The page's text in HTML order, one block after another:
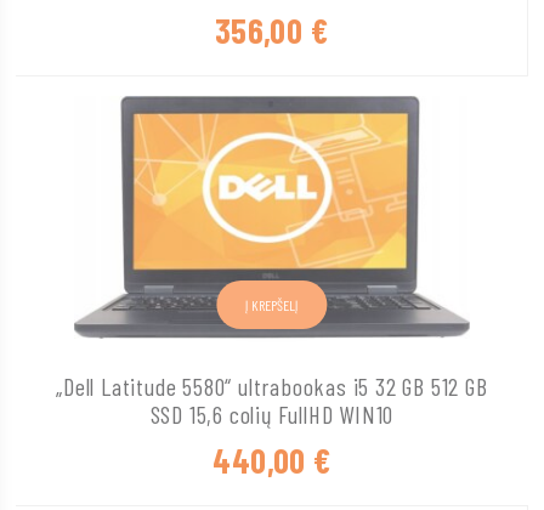
356,00 €
„Dell Latitude 5580“ ultrabookas i5 32 GB 512 GB
SSD 15,6 colių FullHD WIN10
440,00 €
Į KREPŠELĮ